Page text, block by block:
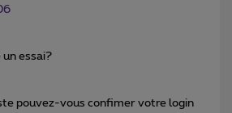
essai?
pouvez-vous confimer votre login